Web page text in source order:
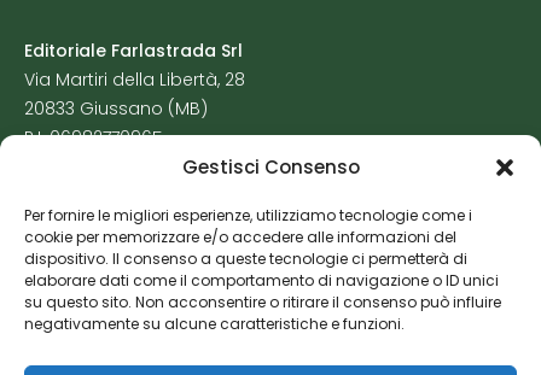
Gestisci Consenso
Per fornire le migliori esperienze, utilizziamo tecnologie come i
cookie per memorizzare e/o accedere alle informazioni del
dispositivo. Il consenso a queste tecnologie ci permetterà di
elaborare dati come il comportamento di navigazione o ID unici
su questo sito. Non acconsentire o ritirare il consenso può influire
negativamente su alcune caratteristiche e funzioni.
Editoriale Farlastrada Srl
Via Martiri della Libertà, 28
20833 Giussano (MB)
P.I. 06982770965
Cookie Policy
Risorse Aggiuntive